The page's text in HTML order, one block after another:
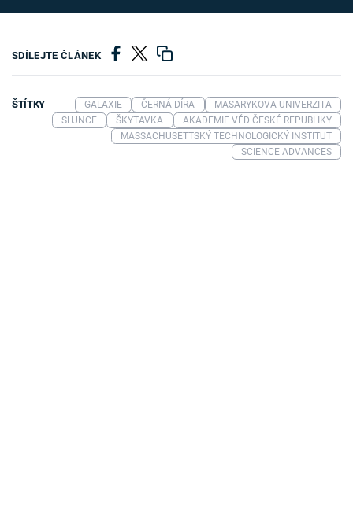
SDÍLEJTE ČLÁNEK
ŠTÍTKY GALAXIE ČERNÁ DÍRA
MASARYKOVA UNIVERZITA
SLUNCE
ŠKYTAVKA
AKADEMIE VĚD ČESKÉ REPUBLIKY
MASSACHUSETTSKÝ TECHNOLOGICKÝ INSTITUT
SCIENCE ADVANCES